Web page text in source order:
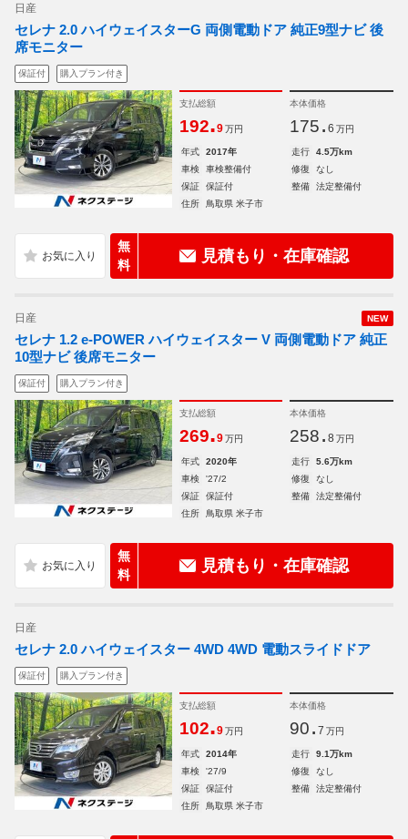
日産
セレナ 2.0 ハイウェイスターG 両側電動ドア 純正9型ナビ 後
席モニター
保証付 購入プラン付き
支払総額
192.9 万円
本体価格
175. 6 万円
年式 2017年 走行
4.5万km
車検
車検整備付 修復
なし
保証
保証付 整備
法定整備付
住所
鳥取県 米子市
無
料
見積もり・在庫確認
NEW
日産
セレナ 1.2 e-POWER ハイウェイスター V 両側電動ドア 純正
10型ナビ 後席モニター
保証付 購入プラン付き
支払総額
269.9 万円
本体価格
258. 8 万円
年式 2020年 走行
5.6万km
車検
'27/2 修復
なし
保証
保証付 整備
法定整備付
住所
鳥取県 米子市
無
料
見積もり・在庫確認
日産
セレナ 2.0 ハイウェイスター 4WD 4WD 電動スライドドア
保証付 購入プラン付き
支払総額
102.9 万円
本体価格
90. 7 万円
年式 2014年 走行
9.1万km
車検
'27/9 修復
なし
保証
保証付 整備
法定整備付
住所
鳥取県 米子市